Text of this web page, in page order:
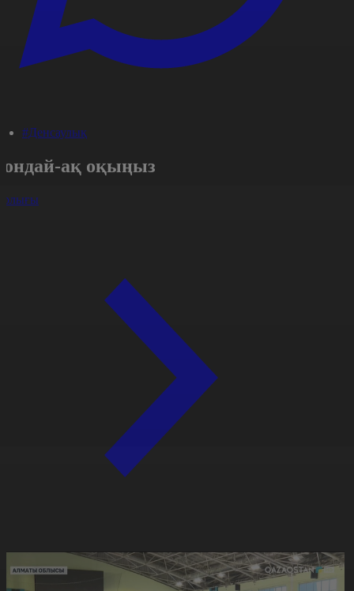
#Денсаулық
ақ оқыңыз